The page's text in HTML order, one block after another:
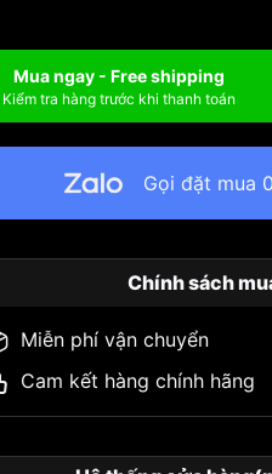
Mua ngay - Free shipping
Kiểm tra hàng trước khi thanh toán
Gọi đặt mua
Chính sách
Miễn phí vận chuyển
Cam kết hàng chính hãng